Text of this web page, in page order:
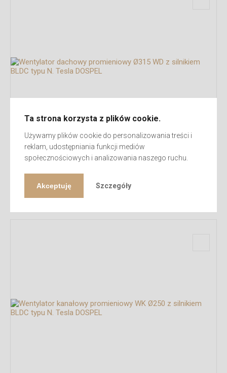
Wentylator dachowy promieniowy Ø315 WD z silnikiem BLDC
typu N. Tesla DOSPEL
Ta strona korzysta z plików cookie.
Używamy plików cookie do personalizowania treści i
reklam, udostępniania funkcji mediów
społecznościowych i analizowania naszego ruchu.
Akceptuję Szczegóły